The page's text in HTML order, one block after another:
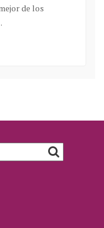
de los